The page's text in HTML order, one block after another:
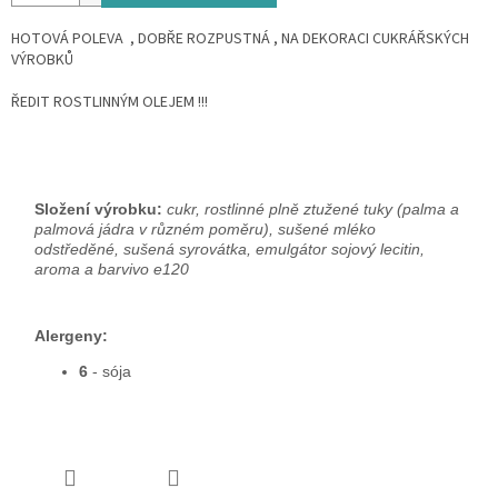
HOTOVÁ POLEVA , DOBŘE ROZPUSTNÁ , NA DEKORACI CUKRÁŘSKÝCH
VÝROBKŮ
ŘEDIT ROSTLINNÝM OLEJEM !!!
Složení výrobku: cukr, rostlinné plně ztužené tuky (palma a
palmová jádra v různém poměru), sušené mléko
odstředěné, sušená syrovátka, emulgátor sojový lecitin,
aroma a barvivo e120
Alergeny:
6 - sója